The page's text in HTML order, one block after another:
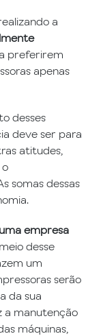
a
preferirem
apenas
desses
deve ser para
atitudes,
somas dessas
empresa
desse
um
serão
da sua
a manutenção
máquinas,